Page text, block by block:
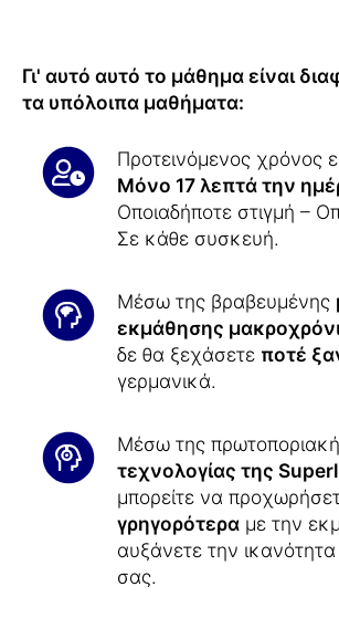
Γι' αυτό αυτό το μάθημα είναι
τα υπόλοιπα μαθήματα:
Προτεινόμενος χρόνος
Μόνο 17 λεπτά την
Οποιαδήποτε στιγμή –
Σε κάθε συσκευή.
Μέσω της βραβευμένης
εκμάθησης
δε θα ξεχάσετε ποτέ
γερμανικά.
Μέσω της
τεχνολογίας της
μπορείτε να
γρηγορότερα με την
αυξάνετε την
σας.